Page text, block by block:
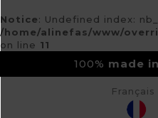
Notice: Undefined index:
/home/alinefas/www/
on line 11
100% made in
Français